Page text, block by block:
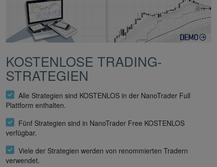
KOSTENLOSE TRADING-
STRATEGIEN
Alle Strategien sind KOSTENLOS in der NanoTrader Full
Plattform enthalten.
Fünf Strategien sind in NanoTrader Free KOSTENLOS
verfügbar.
Viele der Strategien werden von renommierten Tradern
verwendet.